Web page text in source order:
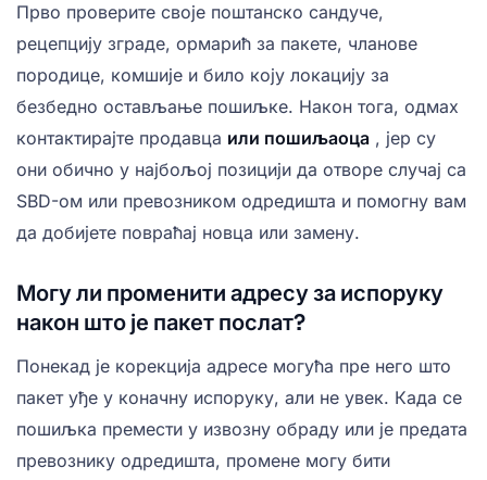
Прво проверите своје поштанско сандуче,
рецепцију зграде, ормарић за пакете, чланове
породице, комшије и било коју локацију за
безбедно остављање пошиљке. Након тога, одмах
контактирајте продавца или пошиљаоца , јер су
они обично у најбољој позицији да отворе случај са
SBD-ом или превозником одредишта и помогну вам
да добијете повраћај новца или замену.
Могу ли променити адресу за испоруку
након што је пакет послат?
Понекад је корекција адресе могућа пре него што
пакет уђе у коначну испоруку, али не увек. Када се
пошиљка премести у извозну обраду или је предата
превознику одредишта, промене могу бити